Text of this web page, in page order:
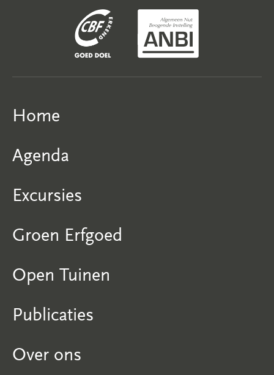
Home
Agenda
Excursies
Groen Erfgoed
Open Tuinen
Publicaties
Over ons